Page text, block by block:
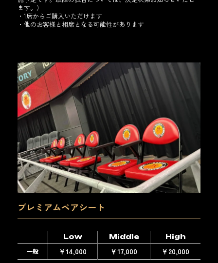
ます。）
・1席からご購入いただけます
・他のお客様と相席となる可能性があります
プレミアムペアシート
Low Middle
High
一般
￥14,000 ￥17,000 ￥20,000